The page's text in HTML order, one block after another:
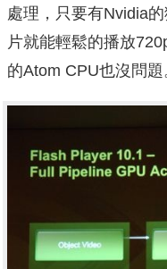
處理，只要有Nvidia
片就能輕鬆的播放
的Atom CPU也沒問題